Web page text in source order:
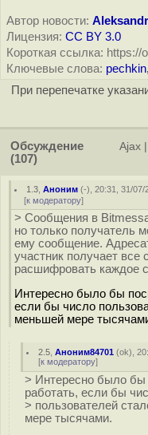
Автор новости:
Лицензия: CC BY 3.0
Короткая ссылка: https://
Ключевые слова: pechkin,
При перепечатке
Обсуждение
(107)
Ajax
1.3 ,Аноним (-), 20:31, 31/07/
[к модератору]
> Сообщения в
но только получатель
ему сообщение.
участник получает все
расшифровать каждое
Интересно было бы
если бы число
меньшей мере
2.5 ,Аноним84701 (ok),
[к модератору]
> Интересно было бы
работать, если бы
> пользователей
мере тысячами.